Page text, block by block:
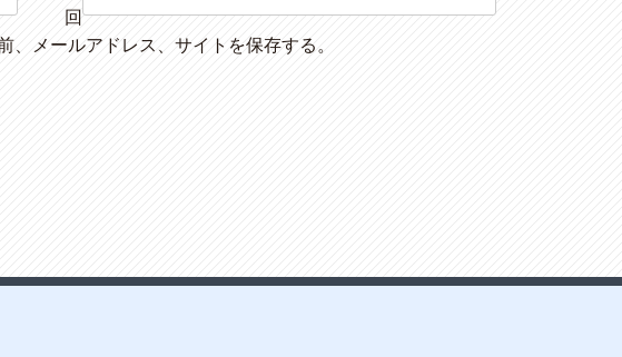
回
メールアドレス、サイトを保存する。